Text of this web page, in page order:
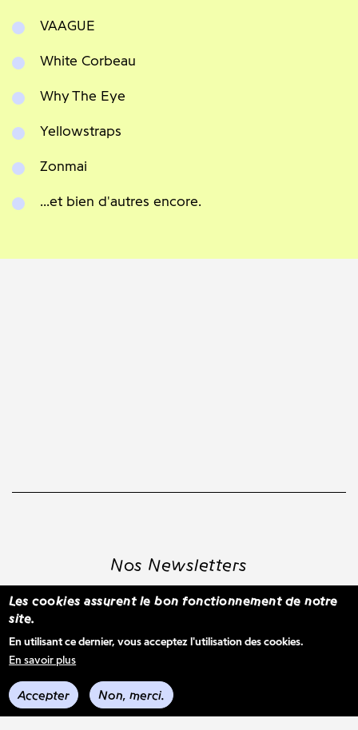
VAAGUE
White Corbeau
Why The Eye
Yellowstraps
Zonmai
...et bien d'autres encore.
Nos Newsletters
Voir les derniers envois
Les cookies assurent le bon fonctionnement de notre
site.
En utilisant ce dernier, vous acceptez l'utilisation des cookies.
En savoir plus
Accepter Non, merci.